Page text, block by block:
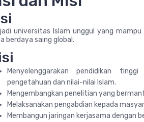
universitas Islam unggul yang
berdaya saing global.
Menyelenggarakan pendidikan
pengetahuan dan nilai-nilai Islam.
Mengembangkan penelitian yang
Melaksanakan pengabdian kepada
Membangun jaringan kerjasama dengan